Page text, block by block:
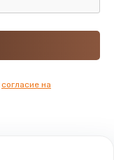
согласие на